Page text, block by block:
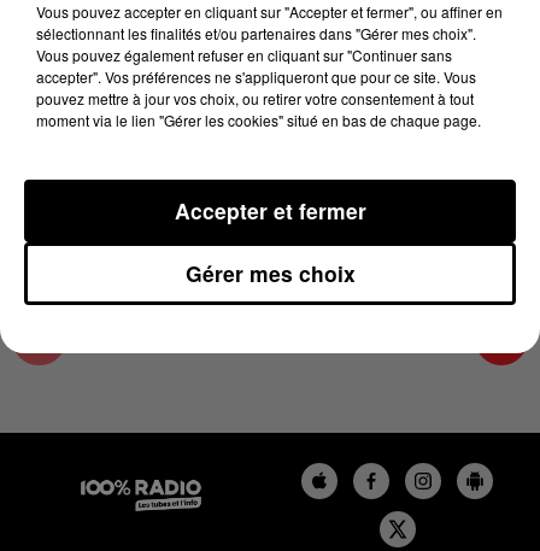
21 mars 2025 - 4 min 10 sec
LES INFOS DU TARN ET GARONNE DU
21/03/2025 À 08H31
Podcasts infos du Tarn et Garonne
Vous pouvez accepter en cliquant sur "Accepter et fermer", ou affiner en
sélectionnant les finalités et/ou partenaires dans "Gérer mes choix".
Vous pouvez également refuser en cliquant sur "Continuer sans
accepter". Vos préférences ne s'appliqueront que pour ce site. Vous
pouvez mettre à jour vos choix, ou retirer votre consentement à tout
moment via le lien "Gérer les cookies" situé en bas de chaque page.
Gérer mes choix
Accepter et fermer